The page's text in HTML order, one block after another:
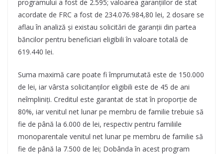
programului a fost de 2.595; valoarea garanțiilor de stat
acordate de FRC a fost de 234.076.984,80 lei, 2 dosare se
aflau în analiză și existau solicitări de garanții din partea
băncilor pentru beneficiari eligibili în valoare totală de
619.440 lei.
Suma maximă care poate fi împrumutată este de 150.000
de lei, iar vârsta solicitanților eligibili este de 45 de ani
neîmpliniți. Creditul este garantat de stat în proporție de
80%, iar venitul net lunar pe membru de familie trebuie să
fie de până la 6.000 de lei, respectiv pentru familiile
monoparentale venitul net lunar pe membru de familie să
fie de până la 7.500 de lei; Dobânda în acest program